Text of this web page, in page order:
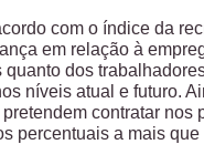
com o índice da
em relação à
quanto dos
níveis atual e futuro.
contratar nos
percentuais a mais que